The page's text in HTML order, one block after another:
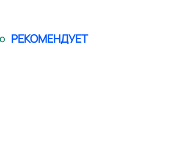
РЕКОМЕНДУЕТ